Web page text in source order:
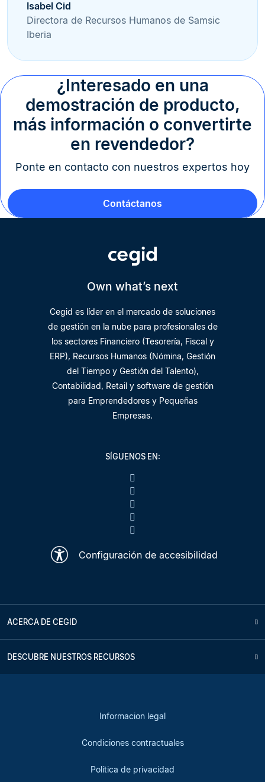
Isabel Cid
Directora de Recursos Humanos de Samsic
Iberia
¿Interesado en una
demostración de producto,
más información o convertirte
en revendedor?
Ponte en contacto con nuestros expertos hoy
Contáctanos
Own what’s next
Cegid es líder en el mercado de soluciones
de gestión en la nube para profesionales de
los sectores Financiero (Tesorería, Fiscal y
ERP), Recursos Humanos (Nómina, Gestión
del Tiempo y Gestión del Talento),
Contabilidad, Retail y software de gestión
para Emprendedores y Pequeñas
Empresas.
SÍGUENOS EN:
Configuración de accesibilidad
ACERCA DE CEGID
DESCUBRE NUESTROS RECURSOS
Informacion legal
Condiciones contractuales
Política de privacidad